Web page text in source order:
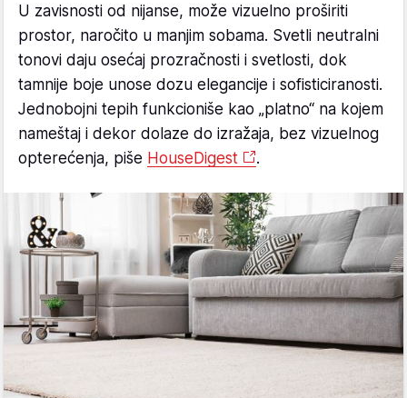
U zavisnosti od nijanse, može vizuelno proširiti
prostor, naročito u manjim sobama. Svetli neutralni
tonovi daju osećaj prozračnosti i svetlosti, dok
tamnije boje unose dozu elegancije i sofisticiranosti.
Jednobojni tepih funkcioniše kao „platno“ na kojem
nameštaj i dekor dolaze do izražaja, bez vizuelnog
opterećenja, piše HouseDigest .